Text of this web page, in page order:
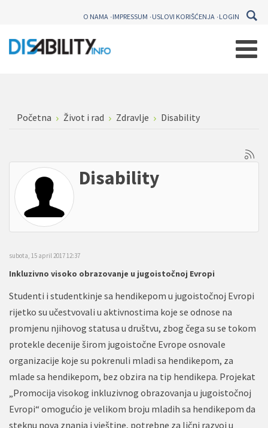
O NAMA IMPRESSUM USLOVI KORIŠĆENJA LOGIN
Početna Život i rad Zdravlje Disability
Disability
subota, 15 april 2017 12:37
Inkluzivno visoko obrazovanje u jugoistočnoj Evropi
Studenti i studentkinje sa hendikepom u jugoistočnoj Evropi
rijetko su učestvovali u aktivnostima koje se odnose na
promjenu njihovog statusa u društvu, zbog čega su se tokom
protekle decenije širom jugoistočne Evrope osnovale
organizacije koje su pokrenuli mladi sa hendikepom, za
mlade sa hendikepom, bez obzira na tip hendikepa. Projekat
„Promocija visokog inkluzivnog obrazovanja u jugoistočnoj
Evropi“ omogućio je velikom broju mladih sa hendikepom da
steknu nova znanja i vještine, potrebne za lični razvoj u